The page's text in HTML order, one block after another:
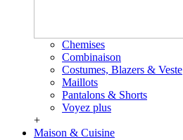
Chemises
Combinaison
Costumes, Blazers & Veste
Maillots
Pantalons & Shorts
Voyez plus
+
Maison & Cuisine